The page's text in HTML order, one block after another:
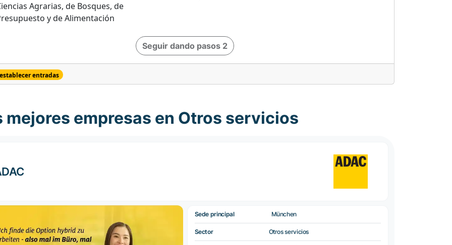
Agrarias, de Bosques, de
y de Alimentación
Seguir dando pasos 2
entradas
mejores empresas en Otros servicios
Sede principal München
Sector Otros servicios